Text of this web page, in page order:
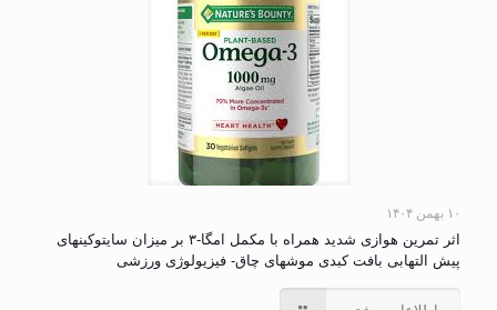
۱۰ بهمن ۱۴۰۴
اثر تمرین هوازی شدید همراه با مکمل امگا-۳ بر میزان سایتوکینهای
پیش التهابی بافت کبدی موشهای چاق- فیزیولوژی ورزشی